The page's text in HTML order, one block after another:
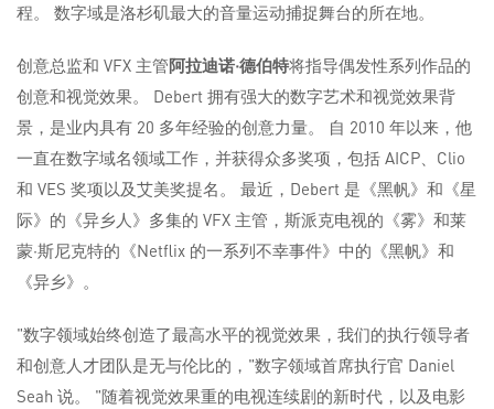
程。 数字域是洛杉矶最大的音量运动捕捉舞台的所在地。
创意总监和 VFX 主管阿拉迪诺·德伯特将指导偶发性系列作品的
创意和视觉效果。 Debert 拥有强大的数字艺术和视觉效果背
景，是业内具有 20 多年经验的创意力量。 自 2010 年以来，他
一直在数字域名领域工作，并获得众多奖项，包括 AICP、Clio
和 VES 奖项以及艾美奖提名。 最近，Debert 是《黑帆》和《星
际》的《异乡人》多集的 VFX 主管，斯派克电视的《雾》和莱
蒙·斯尼克特的《Netflix 的一系列不幸事件》中的《黑帆》和
《异乡》。
"数字领域始终创造了最高水平的视觉效果，我们的执行领导者
和创意人才团队是无与伦比的，"数字领域首席执行官 Daniel
Seah 说。 "随着视觉效果重的电视连续剧的新时代，以及电影